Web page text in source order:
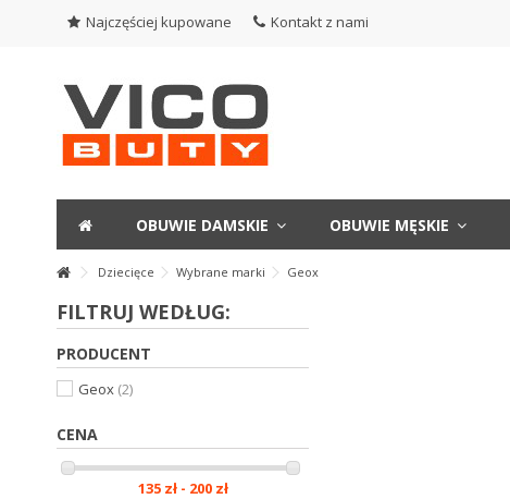
Najczęściej kupowane Kontakt z nami
OBUWIE DAMSKIE OBUWIE MĘSKIE
Dziecięce Wybrane marki Geox
FILTRUJ WEDŁUG:
PRODUCENT
Geox (2)
CENA
135 zł - 200 zł